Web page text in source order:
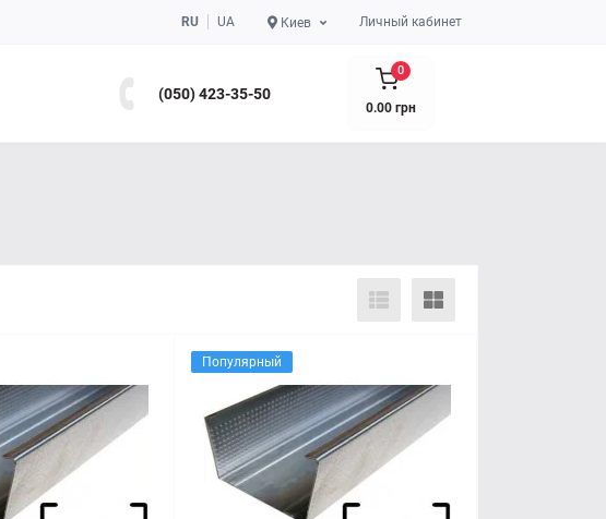
RU UA Киев Личный кабинет
(050) 423-35-50
0
0.00 грн
Популярный